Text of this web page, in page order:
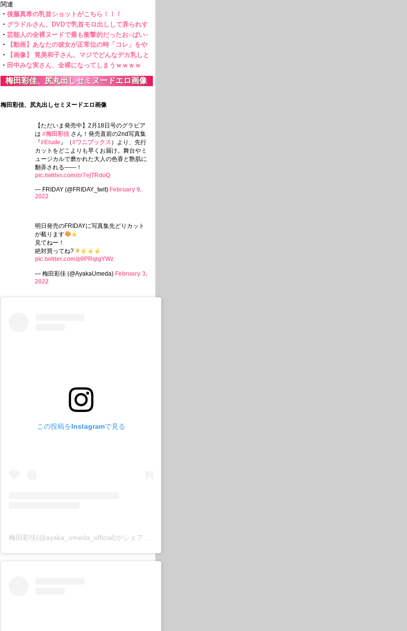
梅田彩佳、尻丸出しセミヌードエロ画像
梅田彩佳、尻丸出しセミヌードエロ画像
【ただいま発売中】2月18日号のグラビア
は #梅田彩佳 さん！発売直前の2nd写真集
『#Etude』（#ワニブックス ）より、先行
カットをどこよりも早くお届け。舞台やミ
ュージカルで磨かれた大人の色香と艶肌に
翻弄される――！
pic.twitter.com/zr7ejTRdoQ
— FRIDAY (@FRIDAY_twit) February 9,
2022
明日発売のFRIDAYに写真集先どりカット
が載ります
見てねー！
絶対買ってね?
pic.twitter.com/p9PRqtgYWz
— 梅田彩佳 (@AyakaUmeda) February 3,
2022
この投稿をInstagramで見る